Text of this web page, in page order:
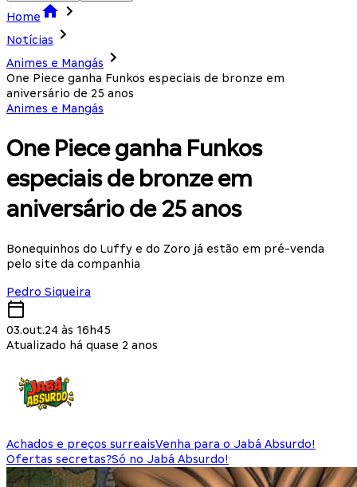
Home
Notícias
Animes e Mangás
One Piece ganha Funkos especiais de bronze em
aniversário de 25 anos
Animes e Mangás
One Piece ganha Funkos
especiais de bronze em
aniversário de 25 anos
Bonequinhos do Luffy e do Zoro já estão em pré-venda
pelo site da companhia
Pedro Siqueira
03.out.24 às 16h45
Atualizado há quase 2 anos
Achados e preços surreaisVenha para o Jabá Absurdo!
Ofertas secretas?Só no Jabá Absurdo!